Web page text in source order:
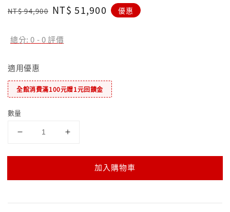
Regular
NT$ 94,900 Sale
NT$ 51,900 優惠
總分:0 -0評價
適用優惠
全館消費滿100元贈1元回饋金
數量
加入購物車